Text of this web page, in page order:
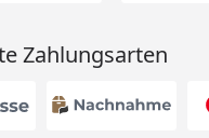
Zahlungsarten